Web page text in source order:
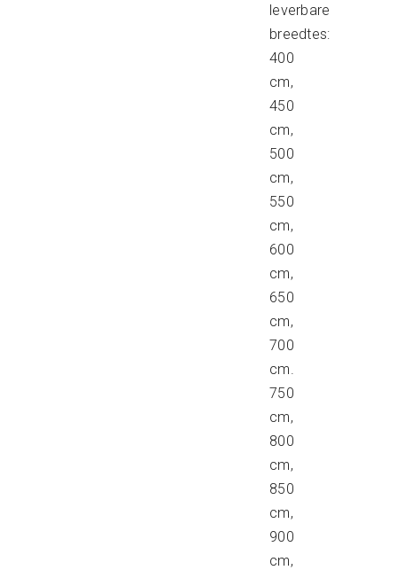
leverbare
breedtes:
400
cm,
450
cm,
500
cm,
550
cm,
600
cm,
650
cm,
700
cm.
750
cm,
800
cm,
850
cm,
900
cm,